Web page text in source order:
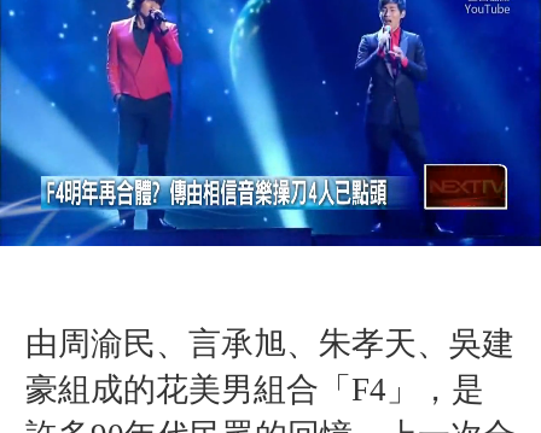
由周渝民、言承旭、朱孝天、吳建
豪組成的花美男組合「F4」，是